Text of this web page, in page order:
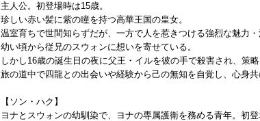
主人公。初登場時は15歳。
珍しい赤い髪に紫の瞳を持つ高華王国の皇女。
温室育ちで世間知らずだが、一方で人を惹きつける強烈な魅力・
幼い頃から従兄のスウォンに想いを寄せている。
しかし16歳の誕生日の夜に父王・イルを彼の手で殺害され、策
旅の道中で四龍との出会いや経験から己の無知を自覚し、心身共
【ソン・ハク】
ヨナとスウォンの幼馴染で、ヨナの専属護衛を務める青年。初登